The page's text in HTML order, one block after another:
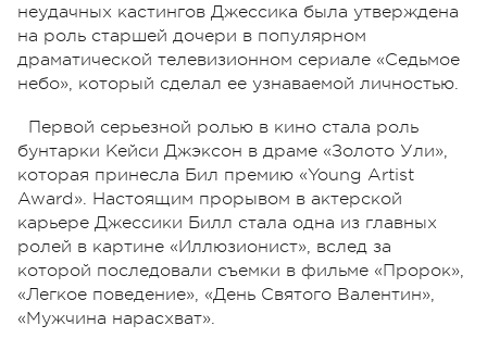
неудачных кастингов Джессика была утверждена
на роль старшей дочери в популярном
драматической телевизионном сериале «Седьмое
небо», который сделал ее узнаваемой личностью.
Первой серьезной ролью в кино стала роль
бунтарки Кейси Джэксон в драме «Золото Ули»,
которая принесла Бил премию «Young Artist
Award». Настоящим прорывом в актерской
карьере Джессики Билл стала одна из главных
ролей в картине «Иллюзионист», вслед за
которой последовали съемки в фильме «Пророк»,
«Легкое поведение», «День Святого Валентин»,
«Мужчина нарасхват».